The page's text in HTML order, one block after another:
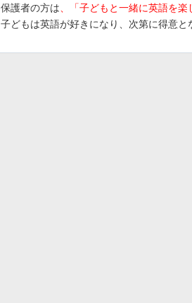
保護者の方は 、「子どもと一緒に英語を楽
子どもは英語が好きになり、次第に得意と